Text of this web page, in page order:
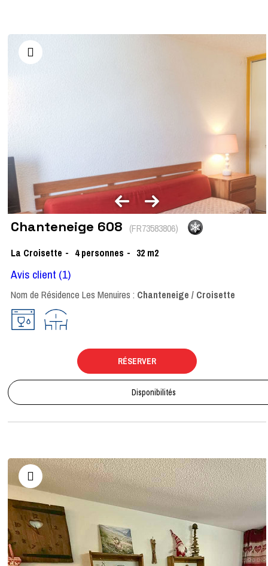
Chanteneige 608 (FR73583806)
La Croisette
4 personnes 32 m2
Avis client (1)
Nom de Résidence Les Menuires : Chanteneige / Croisette
RÉSERVER
Disponibilités